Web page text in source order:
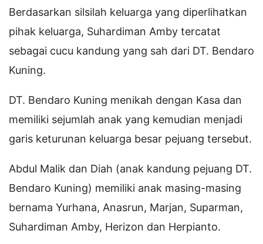
Berdasarkan silsilah keluarga yang diperlihatkan
pihak keluarga, Suhardiman Amby tercatat
sebagai cucu kandung yang sah dari DT. Bendaro
Kuning.
DT. Bendaro Kuning menikah dengan Kasa dan
memiliki sejumlah anak yang kemudian menjadi
garis keturunan keluarga besar pejuang tersebut.
Abdul Malik dan Diah (anak kandung pejuang DT.
Bendaro Kuning) memiliki anak masing-masing
bernama Yurhana, Anasrun, Marjan, Suparman,
Suhardiman Amby, Herizon dan Herpianto.